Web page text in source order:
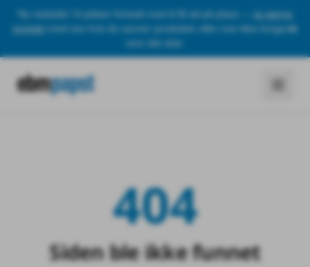
Ny nettside! Vi jobber fortsatt med å få alt på plass —
ta gjerne
kontakt
med oss hvis du savner produkter eller noe ikke fungerer
som det skal.
404
Siden ble ikke funnet